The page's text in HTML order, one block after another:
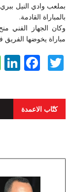
بملعب وادي النيل
بالمباراة القادمة.
وكان الجهاز الفني
مباراة يخوضها الفريق
كتّاب الاعمدة